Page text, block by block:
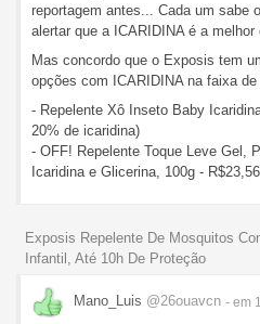
reportagem antes... Cada um sabe
alertar que a ICARIDINA é a melhor
Mas concordo que o Exposis tem
opções com ICARIDINA na faixa
- Repelente Xô Inseto Baby
20% de icaridina)
- OFF! Repelente Toque Leve Gel,
Icaridina e Glicerina, 100g -
Exposis Repelente De Mosquitos
Infantil, Até 10h De Proteção
Mano_Luis @26ouavcn - em